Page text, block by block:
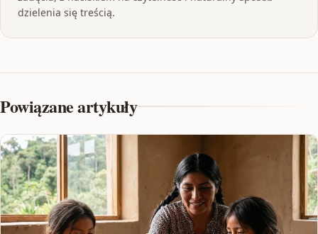
dzielenia się treścią.
Powiązane artykuły